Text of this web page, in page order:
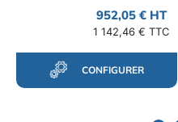
952,05 € HT
1 142,46 € TTC
CONFIGURER